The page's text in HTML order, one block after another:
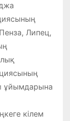
Липец,
ұйымдарына
кілем